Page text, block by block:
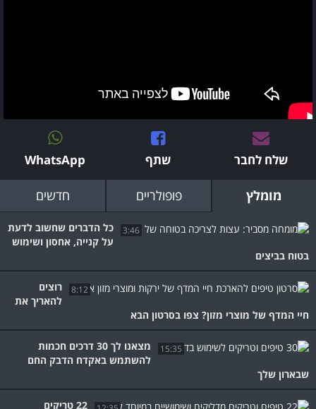
שלח לחבר שתף WhatsApp
מומלץ פופולריים חדשים
3:46
כל הדברים שחשוב לדעת
על קנייה, אחסון ושימוש
בטוח בביצים
8:12
רוצים
להאריך את
חיי המדף של מוצרי מזון? צפו בסרטון הבא
15:35
מצאנו לך 30 דרכים חכמות
להשתמש באקדח הדבק החם
שבארון שלך
22 טריקים